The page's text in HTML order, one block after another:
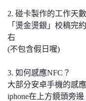
2. 碰卡製作的工作天
「燙金燙銀」校稿完
右
(不包含假日喔)
3. 如何感應NFC？
大部分安卓手機的感
iphone在上方鏡頭旁